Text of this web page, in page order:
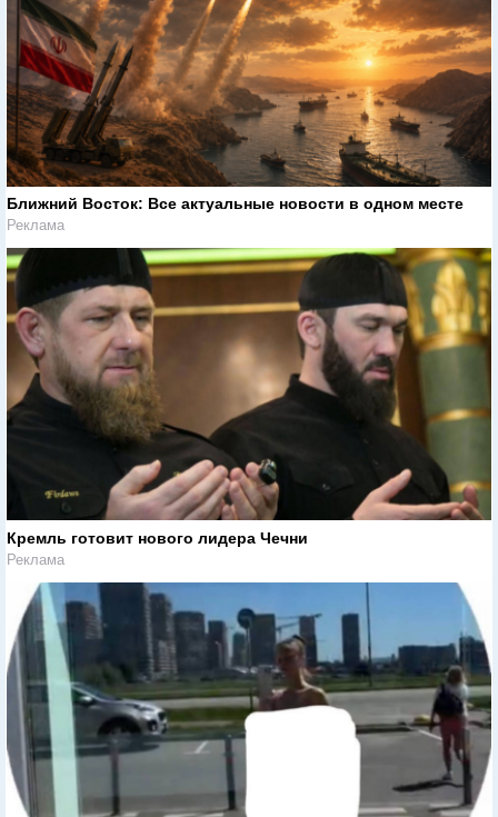
Ближний Восток: Все актуальные новости в одном месте
Реклама
Кремль готовит нового лидера Чечни
Реклама